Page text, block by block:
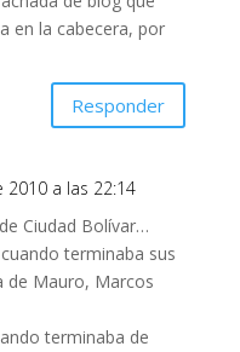
en la cabecera, por
Responder
2010 a las 22:14
Ciudad Bolívar…
terminaba sus
de Mauro, Marcos
terminaba de